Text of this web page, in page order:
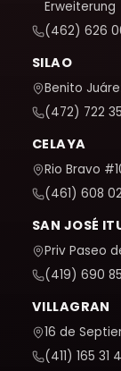
Erweiterung
(462) 626
SILAO
Benito
(472) 722
CELAYA
Rio Bravo
(461) 608
SAN JOSÉ
Priv Paseo
(419) 690
VILLAGRAN
16 de
(411) 165 31